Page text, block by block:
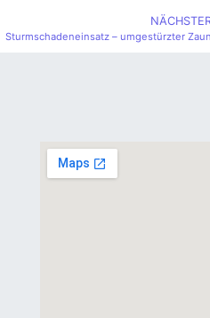
Sturmschadeneinsatz – umgestürzter Zaun